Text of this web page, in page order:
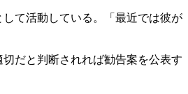
て活動している。「最近では彼が
だと判断されれば勧告案を公表す